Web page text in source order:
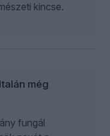
kincse.
még
fungál